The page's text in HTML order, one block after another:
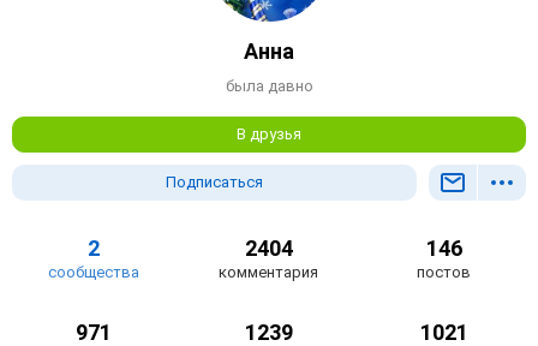
Анна
была давно
В друзья
Подписаться
2
сообщества
2404
комментария
146
постов
971 1239 1021